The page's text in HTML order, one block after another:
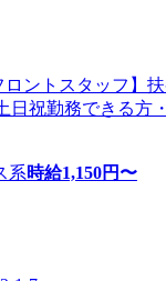
ロントスタッフ】
祝勤務できる方
系時給1,150円〜